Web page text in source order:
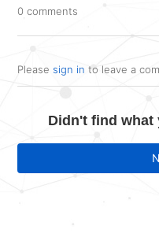
0 comments
Please sign in to leave a
Didn't find what